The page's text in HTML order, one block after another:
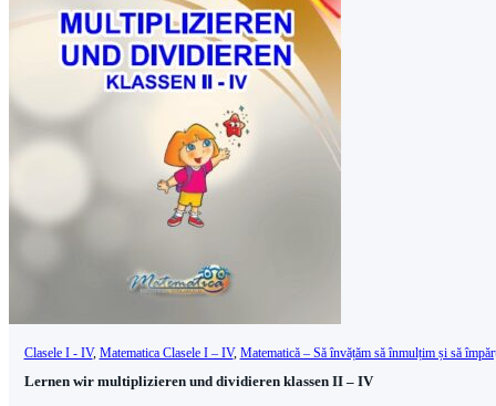
Clasele I - IV, Matematica Clasele I – IV, Matematică – Să învățăm să înmulțim și să
Lernen wir multiplizieren und dividieren klassen II – IV